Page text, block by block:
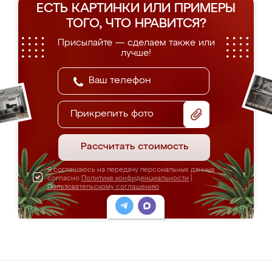
ЕСТЬ КАРТИНКИ ИЛИ ПРИМЕРЫ
ТОГО, ЧТО НРАВИТСЯ?
Присылайте — сделаем также или
лучше!
Прикрепить фото
Рассчитать стоимость
Я соглашаюсь на передачу персональных данных
согласно Политике конфиденциальности
Пользовательскому соглашению